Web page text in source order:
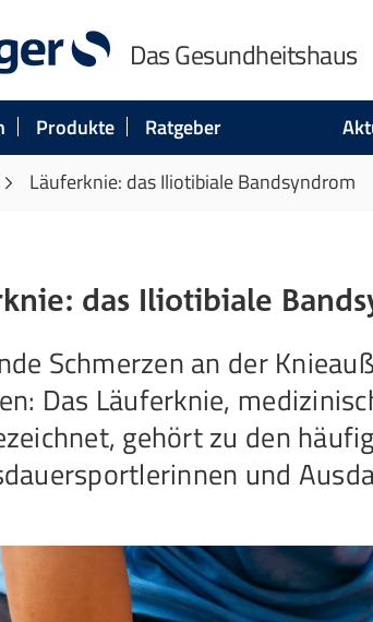
Das Gesundheitshaus
Produkte Ratgeber
Läuferknie: das Iliotibiale Bandsyndrom
das Iliotibiale
Schmerzen an der
Das Läuferknie,
gehört zu den
und